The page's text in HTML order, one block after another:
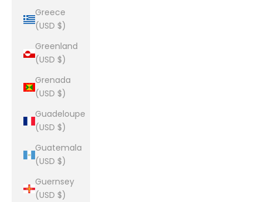
Greece
(USD $)
Greenland
(USD $)
Grenada
(USD $)
Guadeloupe
(USD $)
Guatemala
(USD $)
Guernsey
(USD $)